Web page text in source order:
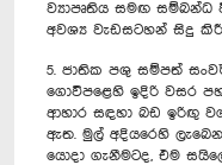
ව්‍යාපෘතිය සමඟ සම්බන්ධ
අවශ්‍ය වැඩසටහන් සිදු
5. ජාතික පශු සම්පත්
ගොවිපළෙහි ඉදිරි වසර
ආහාර සඳහා‍ බඩ ඉරිඟු
ඇත. මුල් අදියරෙහි
යොදා ගැනීමටද, එම